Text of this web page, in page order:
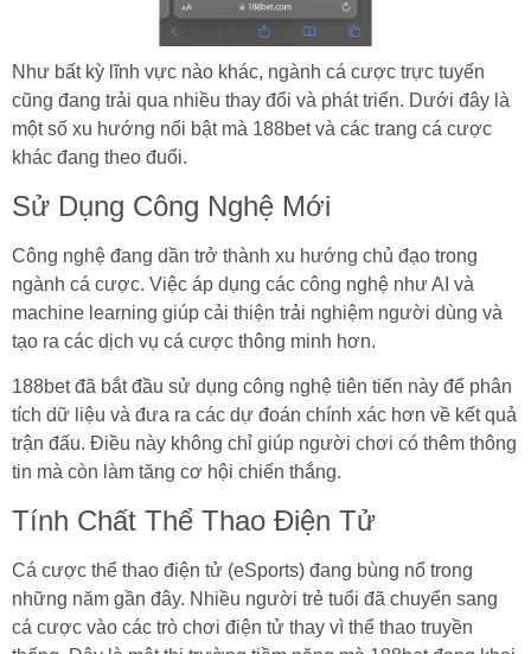
Như bất kỳ lĩnh vực nào khác, ngành cá cược trực tuyến
cũng đang trải qua nhiều thay đổi và phát triển. Dưới đây là
một số xu hướng nổi bật mà 188bet và các trang cá cược
khác đang theo đuổi.
Sử Dụng Công Nghệ Mới
Công nghệ đang dần trở thành xu hướng chủ đạo trong
ngành cá cược. Việc áp dụng các công nghệ như AI và
machine learning giúp cải thiện trải nghiệm người dùng và
tạo ra các dịch vụ cá cược thông minh hơn.
188bet đã bắt đầu sử dụng công nghệ tiên tiến này để phân
tích dữ liệu và đưa ra các dự đoán chính xác hơn về kết quả
trận đấu. Điều này không chỉ giúp người chơi có thêm thông
tin mà còn làm tăng cơ hội chiến thắng.
Tính Chất Thể Thao Điện Tử
Cá cược thể thao điện tử (eSports) đang bùng nổ trong
những năm gần đây. Nhiều người trẻ tuổi đã chuyển sang
cá cược vào các trò chơi điện tử thay vì thể thao truyền